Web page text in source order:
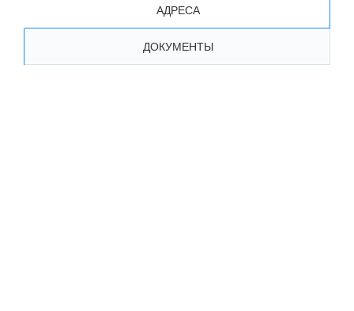
АДРЕСА
ДОКУМЕНТЫ